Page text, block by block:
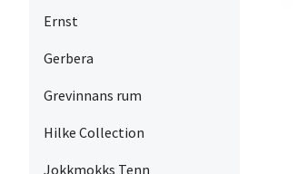
Ernst
Gerbera
Grevinnans rum
Hilke Collection
Jokkmokks Tenn